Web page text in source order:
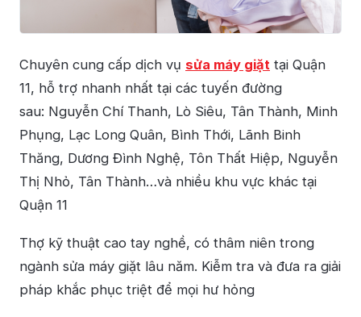
Chuyên cung cấp dịch vụ sửa máy giặt tại Quận
11, hỗ trợ nhanh nhất tại các tuyến đường
sau: Nguyễn Chí Thanh, Lò Siêu, Tân Thành, Minh
Phụng, Lạc Long Quân, Bình Thới, Lãnh Binh
Thăng, Dương Đình Nghệ, Tôn Thất Hiệp, Nguyễn
Thị Nhỏ, Tân Thành…và nhiều khu vực khác tại
Quận 11
Thợ kỹ thuật cao tay nghề, có thâm niên trong
ngành sửa máy giặt lâu năm. Kiễm tra và đưa ra giải
pháp khắc phục triệt để mọi hư hỏng